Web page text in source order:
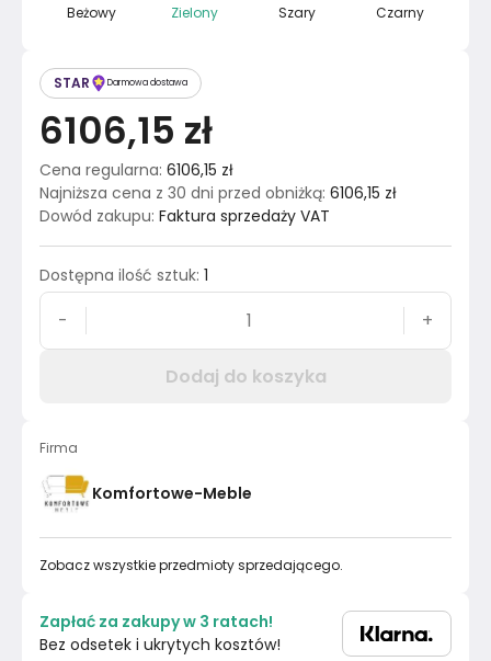
STAR Darmowa dostawa
6106,15 zł
Cena regularna: 6106,15 zł
Najniższa cena z 30 dni przed obniżką: 6106,15 zł
Dowód zakupu: Faktura sprzedaży VAT
Dostępna ilość sztuk: 1
- +
Dodaj do koszyka
Beżowy Zielony Szary Czarny
Firma
Komfortowe-Meble
Zobacz wszystkie przedmioty sprzedającego.
Zapłać za zakupy w 3 ratach!
Bez odsetek i ukrytych kosztów!